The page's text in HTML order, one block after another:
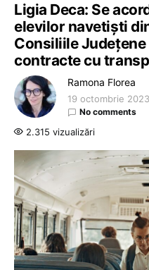
Ligia Deca: Se
elevilor navetiști
Consiliile
contracte cu
Ramona Florea
19 octombrie 2023
No comments
2.315 vizualizări